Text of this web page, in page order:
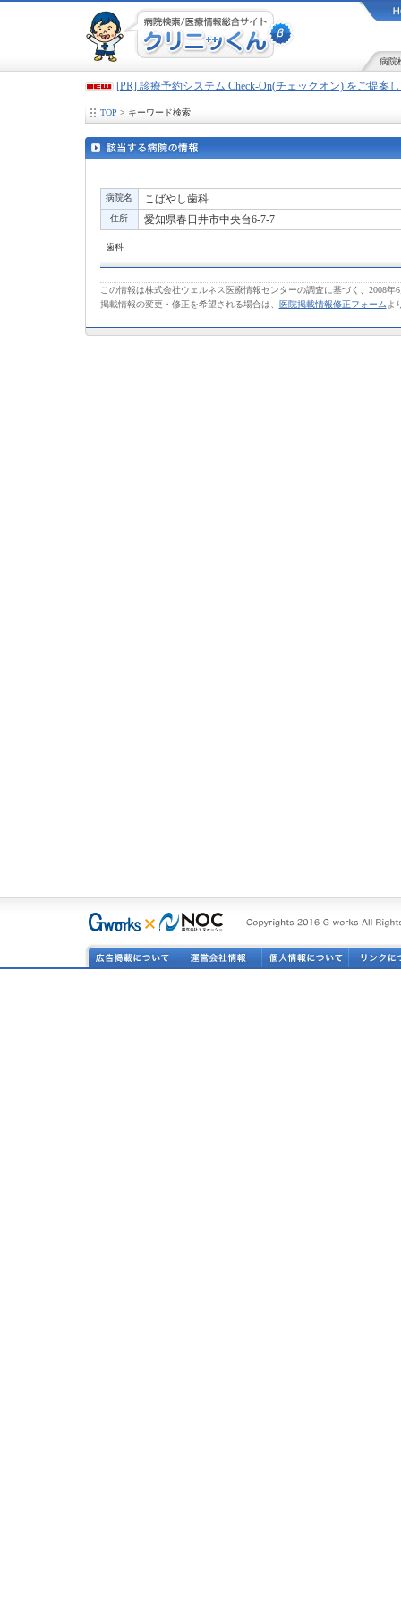
病院
[PR] 診療予約システム Check-On(チェックオン) をご提案
TOP > キーワード検索
病院名 こばやし歯科
住所 愛知県春日井市中央台6-7-7
歯科
この情報は株式会社ウェルネス医療情報センターの調査に基づく、2008年
掲載情報の変更・修正を希望される場合は、
医院掲載情報修正フォーム よ